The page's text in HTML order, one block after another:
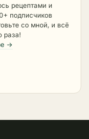
рецептами и
подписчиков
со мной, и всё
раза!
→